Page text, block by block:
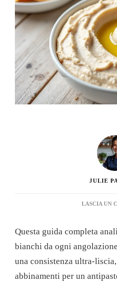
JULIE
LASCIA UN
Questa guida completa
bianchi da ogni
una consistenza ultra-
abbinamenti per un